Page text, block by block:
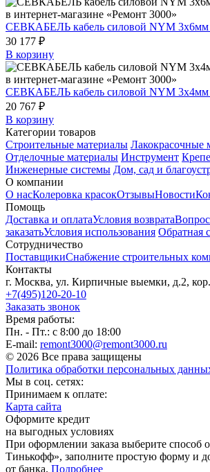
СЕВКАБЕЛЬ кабель силовой NYM
30 177 ₽
В корзину
СЕВКАБЕЛЬ кабель силовой NYM
20 767 ₽
В корзину
Категории товаров
Строительные материалы Лакокрасочные
Отделочные материалы Инструмент
Инженерные системы Дом, сад и
О компании
О насКолеровка красокОтзывыНовости
Помощь
Доставка и оплатаУсловия возврата
заказатьУсловия использования Обратная
Сотрудничество
ПоставщикиСнабжение строительных
Контакты
г. Москва, ул. Кирпичные выемки, д.2,
+7(495)120-20-10
Заказать звонок
Время работы:
Пн. - Пт.: с 8:00 до 18:00
E-mail: remont3000@remont3000.ru
© 2026 Все права защищены
Политика обработки персональных
Мы в соц. сетях:
Принимаем к оплате:
Карта сайта
Оформите кредит
на выгодных условиях
При оформлении заказа выберите способ
Тинькофф», заполните простую форму и
от банка. Подробнее